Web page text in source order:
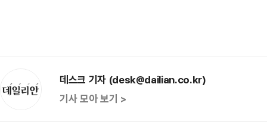
데스크 기자 (desk@dailian.co.kr)
기사 모아 보기 >